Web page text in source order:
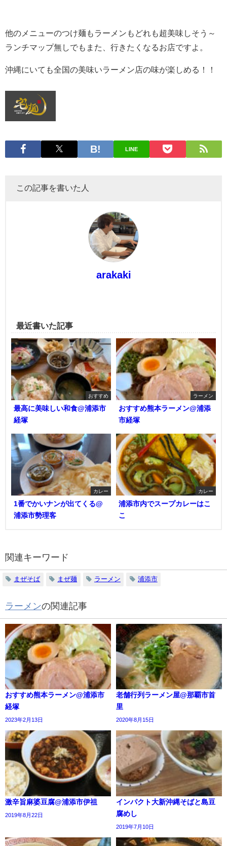
他のメニューのつけ麺もラーメンもどれも超美味しそう～
ランチマップ無しでもまた、行きたくなるお店ですよ。
沖縄にいても全国の美味いラーメン店の味が楽しめる！！
LINE
この記事を書いた人
arakaki
最近書いた記事
おすすめ
最高に美味しい和食@浦添市
経塚
ラーメン
おすすめ熊本ラーメン@浦添
市経塚
カレー
1番でかいナンが出てくる@
浦添市勢理客
カレー
浦添市内でスープカレーはこ
こ
関連キーワード
まぜそば まぜ麺 ラーメン 浦添市
ラーメンの関連記事
おすすめ熊本ラーメン@浦添市
経塚
2023年2月13日
老舗行列ラーメン屋@那覇市首
里
2020年8月15日
激辛旨麻婆豆腐@浦添市伊祖
2019年8月22日
インパクト大新沖縄そばと島豆
腐めし
2019年7月10日